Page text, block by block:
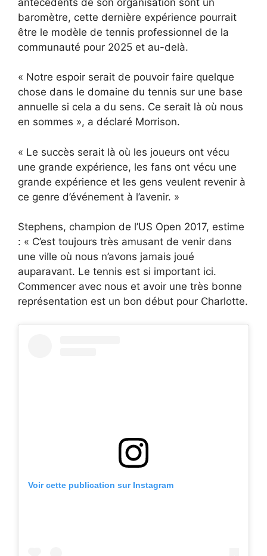
baromètre, cette dernière expérience pourrait
être le modèle de tennis professionnel de la
communauté pour 2025 et au-delà.
« Notre espoir serait de pouvoir faire quelque
chose dans le domaine du tennis sur une base
annuelle si cela a du sens. Ce serait là où nous
en sommes », a déclaré Morrison.
« Le succès serait là où les joueurs ont vécu
une grande expérience, les fans ont vécu une
grande expérience et les gens veulent revenir à
ce genre d’événement à l’avenir. »
Stephens, champion de l’US Open 2017, estime
: « C’est toujours très amusant de venir dans
une ville où nous n’avons jamais joué
auparavant. Le tennis est si important ici.
Commencer avec nous et avoir une très bonne
représentation est un bon début pour Charlotte.
Voir cette publication sur Instagram